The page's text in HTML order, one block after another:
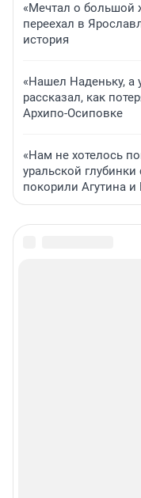
«Мечтал о большой
переехал в
история
«Нашел Наденьку, а
рассказал, как
Архипо-Осиповке
«Нам не хотелось
уральской
покорили Агутина и